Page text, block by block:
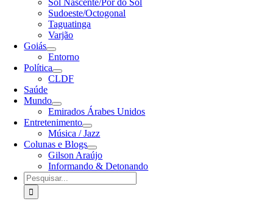
Sol Nascente/Pôr do Sol
Sudoeste/Octogonal
Taguatinga
Varjão
Goiás
Entorno
Política
CLDF
Saúde
Mundo
Emirados Árabes Unidos
Entretenimento
Música / Jazz
Colunas e Blogs
Gilson Araújo
Informando & Detonando
Buscar
resultados
para: